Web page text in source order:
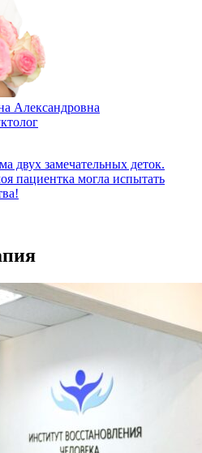
Александровна
двух замечательных деток.
пациентка могла испытать